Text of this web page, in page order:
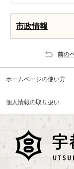
市政情報
前の
ホームページの使い方
個人情報の取り扱い